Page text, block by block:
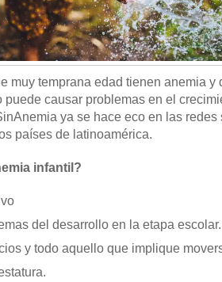
muy temprana edad tienen anemia
causar problemas en el
ya se hace eco en las
países de latinoamérica.
infantil?
del desarrollo en la etapa escolar.
y todo aquello que implique